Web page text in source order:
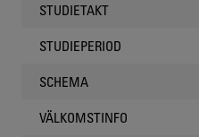
STUDIETAKT
STUDIEPERIOD
SCHEMA
VÄLKOMSTINFO